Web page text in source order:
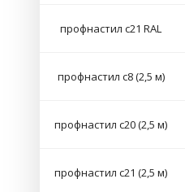
профнастил с21 RAL
профнастил с8 (2,5 м)
профнастил с20 (2,5 м)
профнастил с21 (2,5 м)